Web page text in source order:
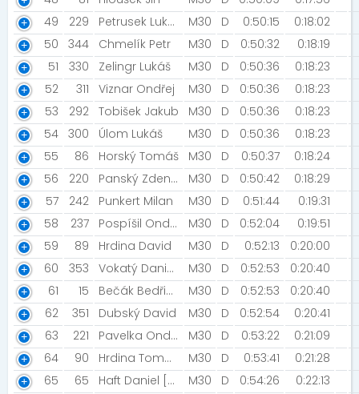
49
229 Petrusek Lukáš [RunCzech team ] M30 D 0:50:15
0:18:02
50
344 Chmelík Petr M30 D 0:50:32
0:18:19
51
330 Zelingr Lukáš M30 D 0:50:36
0:18:23
52
311 Viznar Ondřej M30 D 0:50:36
0:18:23
53
292 Tobišek Jakub M30 D 0:50:36
0:18:23
54 300 Úlom Lukáš M30 D 0:50:36
0:18:23
55
86 Horský Tomáš M30 D 0:50:37
0:18:24
56
220 Panský Zdeněk [Prostě běž!] M30 D 0:50:42
0:18:29
57
242 Punkert Milan M30 D 0:51:44
0:19:31
58
237 Pospíšil Ondřej M30 D 0:52:04
0:19:51
59
89 Hrdina David M30 D 0:52:13
0:20:00
60
353 Vokatý Daniel [CVOK HAUS TEAM] M30 D 0:52:53
0:20:40
61
15 Bečák Bedřich [Prostě běž!] M30 D 0:52:53
0:20:40
62
351 Dubský David M30 D 0:52:54
0:20:41
63
221 Pavelka Ondřej [ARTOPdesign.cz] M30 D 0:53:22
0:21:09
64
90 Hrdina Tomáš [The Heroes] M30 D 0:53:41
0:21:28
65
65 Haft Daniel [svetrwetr] M30 D 0:54:26
0:22:13